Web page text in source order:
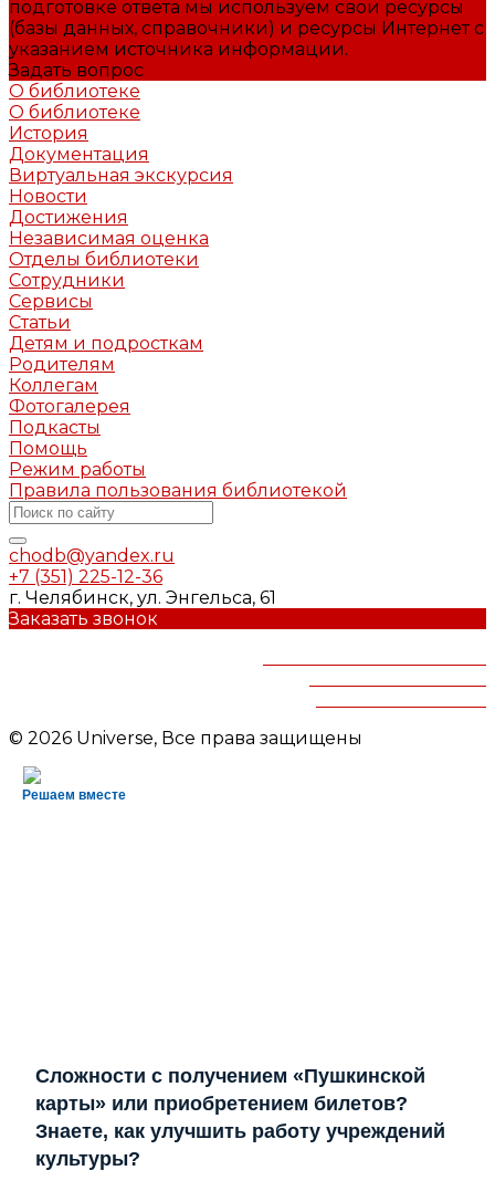
подготовке ответа мы используем свои ресурсы
(базы данных, справочники) и ресурсы Интернет с
указанием источника информации.
Задать вопрос
О библиотеке
О библиотеке
История
Документация
Виртуальная экскурсия
Новости
Достижения
Независимая оценка
Отделы библиотеки
Сотрудники
Сервисы
Статьи
Детям и подросткам
Родителям
Коллегам
Фотогалерея
Подкасты
Помощь
Режим работы
Правила пользования библиотекой
chodb@yandex.ru
+7 (351) 225-12-36
г. Челябинск, ул. Энгельса, 61
Заказать звонок
© 2026 Universe, Все права защищены
Решаем вместе
Сложности с получением «Пушкинской
карты» или приобретением билетов?
Знаете, как улучшить работу учреждений
культуры?